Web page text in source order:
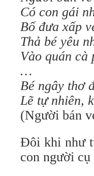
Có con gái
Bố đưa xấp
Thả bé yêu
Vào quán cà
…
Bé ngây thơ
Lẽ tự nhiên,
(Người bán
Đôi khi như
con người